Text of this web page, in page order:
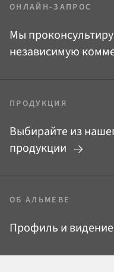
ОНЛАЙН-ЗАПРОС
Мы
независимую
ПРОДУКЦИЯ
Выбирайте из
продукции
ОБ АЛЬМЕВЕ
Профиль и